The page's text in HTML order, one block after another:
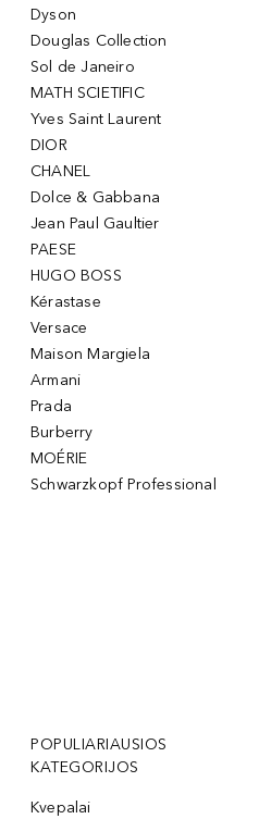
Dyson
Douglas Collection
Sol de Janeiro
MATH SCIETIFIC
Yves Saint Laurent
DIOR
CHANEL
Dolce & Gabbana
Jean Paul Gaultier
PAESE
HUGO BOSS
Kérastase
Versace
Maison Margiela
Armani
Prada
Burberry
MOÉRIE
Schwarzkopf Professional
POPULIARIAUSIOS
KATEGORIJOS
Kvepalai